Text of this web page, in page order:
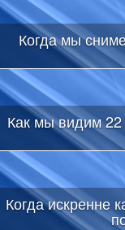
Когда мы
Как мы видим 22
Когда искренне